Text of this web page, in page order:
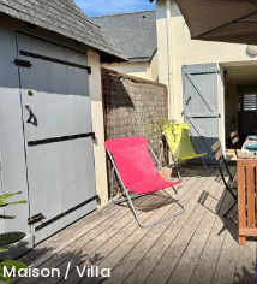
Maison / Villa